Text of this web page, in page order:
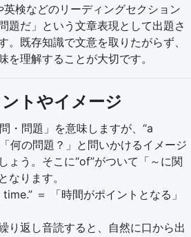
英検などのリーディングセクション
題だ」という文章表現として出題さ
。既存知識で文意を取りたがらず、
を理解することが大切です。
トやイメージ
・問題」を意味しますが、“a
何の問題？」と問いかけるイメージ
ょう。そこに“of”がついて「～に関
なります。
＝ 「時間がポイントとなる」
り返し音読すると、自然に口から出